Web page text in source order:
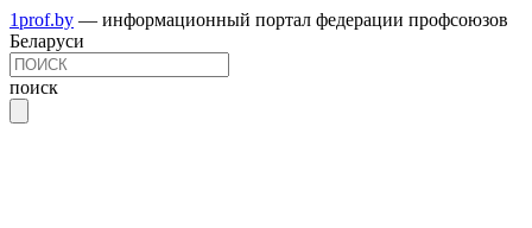
1prof.by — информационный портал федерации профсоюзов
Беларуси
поиск